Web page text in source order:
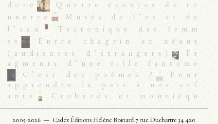
doré
Quatre écoutes du to
nnerre
Musée de l’os et de
l’eau
Tectonique des femm
es
Entre chagrin et néant
(audiences d’étrangers)
Fr
agments d’une ville fantôme
C’est des poèmes ?
Pour
apprendre la paix à nos enf
ants
Crobards et mounièqu
es
Journal de l’homme arrê
té
Rien qu’une ombre inven
2005-2026 — Cadex Éditions Hélène Boinard 7 rue Duchartre 34 420